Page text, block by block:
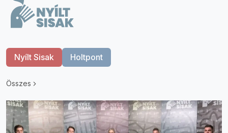
Nyílt Sisak Holtpont
Összes